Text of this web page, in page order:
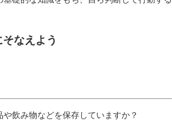
なえよう
飲み物などを保存していますか？